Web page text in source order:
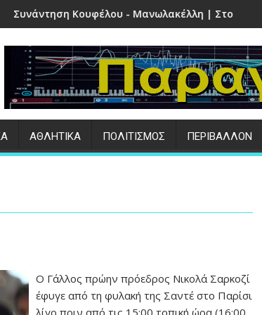
- Μανωλακέλλη | Στο επίκεντρο το παλιό
Επιτυχημένες οι
ΑΘΛΗΤΙΚΑ ΠΟΛΙΤΙΣΜΟΣ ΠΕΡΙΒΑΛΛΟΝ
Ο Γάλλος πρώην πρόεδρος Νικολά Σαρκοζί
έφυγε από τη φυλακή της Σαντέ στο Παρίσι
λίγο πριν από τις 15:00 τοπική ώρα (16:00